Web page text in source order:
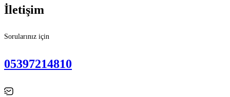
İletişim
Sorularınız için
05397214810